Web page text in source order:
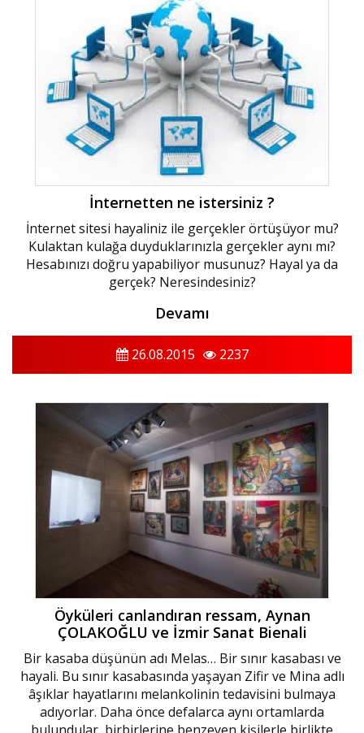
İnternetten ne istersiniz ?
İnternet sitesi hayaliniz ile gerçekler örtüşüyor mu?
Kulaktan kulağa duyduklarınızla gerçekler aynı mı?
Hesabınızı doğru yapabiliyor musunuz? Hayal ya da
gerçek? Neresindesiniz?
Devamı
26.08.2015 2237
Öyküleri canlandıran ressam, Aynan
ÇOLAKOĞLU ve İzmir Sanat Bienali
Bir kasaba düşünün adı Melas… Bir sınır kasabası ve
hayali. Bu sınır kasabasında yaşayan Zifir ve Mina adlı
âşıklar hayatlarını melankolinin tedavisini bulmaya
adıyorlar. Daha önce defalarca aynı ortamlarda